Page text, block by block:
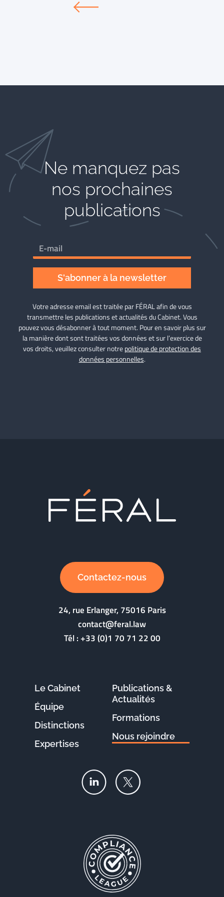
Ne manquez pas
nos prochaines
publications
S'abonner à la newsletter
Votre adresse email est traitée par FÉRAL afin de vous
transmettre les publications et actualités du Cabinet. Vous
pouvez vous désabonner à tout moment. Pour en savoir plus sur
la manière dont sont traitées vos données et sur l’exercice de
vos droits, veuillez consulter notrepolitique de protection des
données personnelles.
Contactez-nous
24, rue Erlanger, 75016 Paris
contact@feral.law
Tél :+33 (0)1 70 71 22 00
Le Cabinet
Équipe
Distinctions
Expertises
Publications &
Actualités
Formations
Nous rejoindre